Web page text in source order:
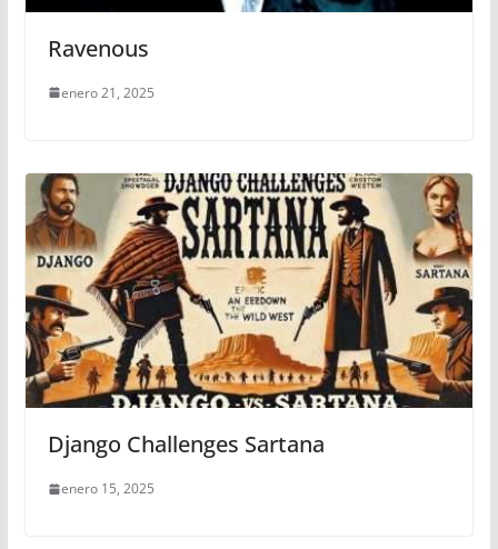
Ravenous
enero 21, 2025
Django Challenges Sartana
enero 15, 2025